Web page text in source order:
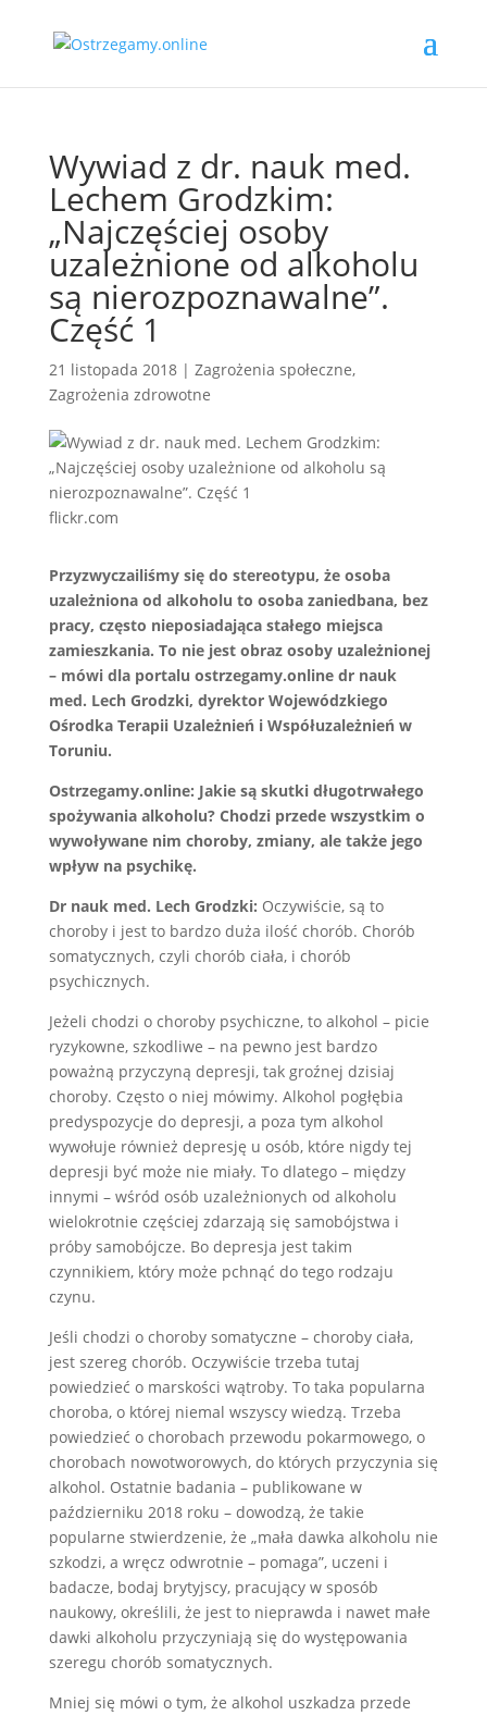
Wywiad z dr. nauk med.
Lechem Grodzkim:
„Najczęściej osoby
uzależnione od alkoholu
są nierozpoznawalne”.
Część 1
21 listopada 2018| Zagrożenia społeczne,
Zagrożenia zdrowotne
flickr.com
Przyzwyczailiśmy się do stereotypu, że osoba
uzależniona od alkoholu to osoba zaniedbana, bez
pracy, często nieposiadająca stałego miejsca
zamieszkania. To nie jest obraz osoby uzależnionej
– mówi dla portalu ostrzegamy.online dr nauk
med. Lech Grodzki, dyrektor Wojewódzkiego
Ośrodka Terapii Uzależnień i Współuzależnień w
Toruniu.
Ostrzegamy.online: Jakie są skutki długotrwałego
spożywania alkoholu? Chodzi przede wszystkim o
wywoływane nim choroby, zmiany, ale także jego
wpływ na psychikę.
Dr nauk med. Lech Grodzki: Oczywiście, są to
choroby i jest to bardzo duża ilość chorób. Chorób
somatycznych, czyli chorób ciała, i chorób
psychicznych.
Jeżeli chodzi o choroby psychiczne, to alkohol – picie
ryzykowne, szkodliwe – na pewno jest bardzo
poważną przyczyną depresji, tak groźnej dzisiaj
choroby. Często o niej mówimy. Alkohol pogłębia
predyspozycje do depresji, a poza tym alkohol
wywołuje również depresję u osób, które nigdy tej
depresji być może nie miały. To dlatego – między
innymi – wśród osób uzależnionych od alkoholu
wielokrotnie częściej zdarzają się samobójstwa i
próby samobójcze. Bo depresja jest takim
czynnikiem, który może pchnąć do tego rodzaju
czynu.
Jeśli chodzi o choroby somatyczne – choroby ciała,
jest szereg chorób. Oczywiście trzeba tutaj
powiedzieć o marskości wątroby. To taka popularna
choroba, o której niemal wszyscy wiedzą. Trzeba
powiedzieć o chorobach przewodu pokarmowego, o
chorobach nowotworowych, do których przyczynia się
alkohol. Ostatnie badania – publikowane w
październiku 2018 roku – dowodzą, że takie
popularne stwierdzenie, że „mała dawka alkoholu nie
szkodzi, a wręcz odwrotnie – pomaga”, uczeni i
badacze, bodaj brytyjscy, pracujący w sposób
naukowy, określili, że jest to nieprawda i nawet małe
dawki alkoholu przyczyniają się do występowania
szeregu chorób somatycznych.
Mniej się mówi o tym, że alkohol uszkadza przede